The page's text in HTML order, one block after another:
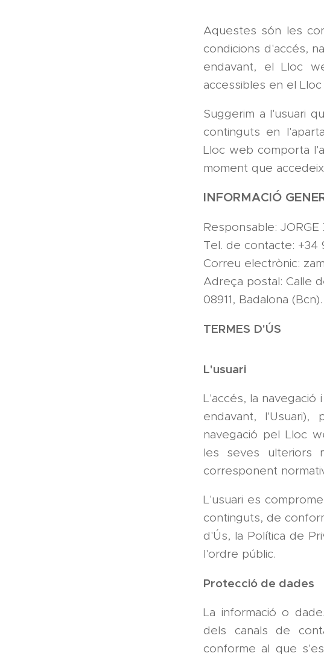
Aquestes són les
condicions d'accés,
endavant, el Lloc
accessibles en el
Suggerim a l'usuari
continguts en
Lloc web comporta
moment que
INFORMACIÓ
Responsable: JORGE
Tel. de contacte: +34
Correu electrònic:
Adreça postal: Calle
08911, Badalona (Bcn).
TERMES D'ÚS
L'usuari
L'accés, la navegació
endavant,
navegació pel Lloc
les seves ulteriors
corresponent
L'usuari es
continguts, de
d'Ús, la Política de
l'ordre públic.
Protecció de dades
La informació o
dels canals de
conforme al que